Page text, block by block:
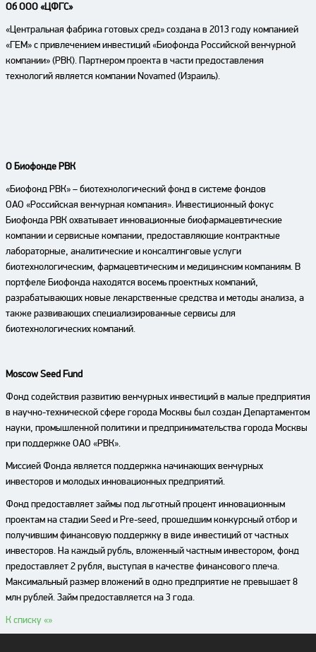
Об ООО «ЦФГС»
«Центральная фабрика готовых сред» создана в 2013 году компанией
«ГЕМ» с привлечением инвестиций «Биофонда Российской венчурной
компании» (РВК). Партнером проекта в части предоставления
технологий является компании Novamed (Израиль).
О Биофонде РВК
«Биофонд РВК» – биотехнологический фонд в системе фондов
ОАО «Российская венчурная компания». Инвестиционный фокус
Биофонда РВК охватывает инновационные биофармацевтические
компании и сервисные компании, предоставляющие контрактные
лабораторные, аналитические и консалтинговые услуги
биотехнологическим, фармацевтическим и медицинским компаниям. В
портфеле Биофонда находятся восемь проектных компаний,
разрабатывающих новые лекарственные средства и методы анализа, а
также развивающих специализированные сервисы для
биотехнологических компаний.
MoscowSeed Fund
Фонд содействия развитию венчурных инвестиций в малые предприятия
в научно-технической сфере города Москвы был создан Департаментом
науки, промышленной политики и предпринимательства города Москвы
при поддержке ОАО «РВК».
Миссией Фонда является поддержка начинающих венчурных
инвесторов и молодых инновационных предприятий.
Фонд предоставляет займы под льготный процент инновационным
проектам на стадии Seed и Pre-seed, прошедшим конкурсный отбор и
получившим финансовую поддержку в виде инвестиций от частных
инвесторов. На каждый рубль, вложенный частным инвестором, фонд
предоставляет 2 рубля, выступая в качестве финансового плеча.
Максимальный размер вложений в одно предприятие не превышает 8
млн рублей. Займ предоставляется на 3 года.
К списку «»